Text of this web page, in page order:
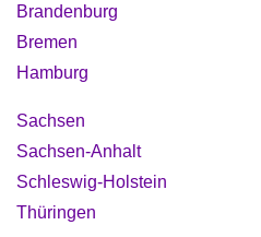
Brandenburg
Bremen
Hamburg
Sachsen
Sachsen-Anhalt
Schleswig-Holstein
Thüringen